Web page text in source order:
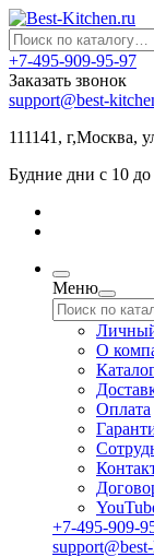
+7-495-909-95-97
Заказать звонок
support@best-
111141, г,Москва,
Будние дни с 10 до
Меню
О
Оплата
+7-495-909-